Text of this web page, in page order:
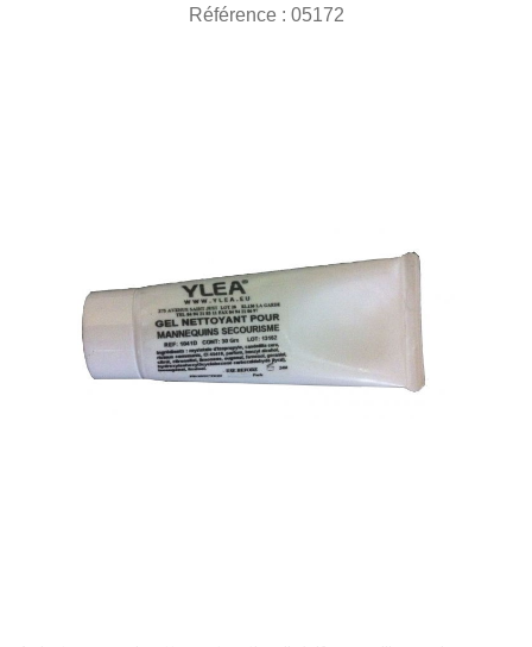
Référence : 05172